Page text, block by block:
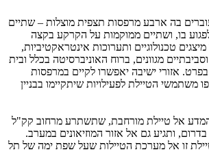
בה ארבע מרפסות תצפית מוצלות – שתיים
בו, ושתיים ממוקמות על הקרקע בקצה
טכנולוגיים ותערוכות אינטראקטיביות,
מגוונים, ברוח האוניברסיטה בכלל ובית
אזורי ישיבה יאפשרו לקיים במרפסות
משתמשי הטיילת לפעילויות שיתקיימו בבניין
אל טיילת מורחבת, שתשתרע מרחוב קק"ל
ותגיע גם אל אזור המוזיאונים במערב.
זו אל מערכת הטיילות שעל שפת ימה של תל